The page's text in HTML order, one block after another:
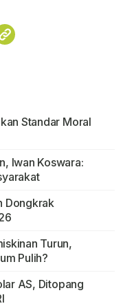
Standar Moral
Iwan Koswara:
Dongkrak
Turun,
Pulih?
AS, Ditopang